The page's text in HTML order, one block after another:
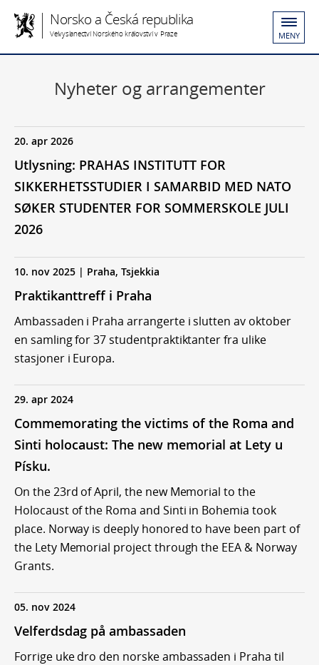
Norsko a Česká republika
Velvyslanectví Norského království v Praze MENY
Nyheter og arrangementer
20. apr 2026
Utlysning: PRAHAS INSTITUTT FOR
SIKKERHETSSTUDIER I SAMARBID MED NATO
SØKER STUDENTER FOR SOMMERSKOLE JULI
2026
10. nov 2025 | Praha, Tsjekkia
Praktikanttreff i Praha
Ambassaden i Praha arrangerte i slutten av oktober
en samling for 37 studentpraktiktanter fra ulike
stasjoner i Europa.
29. apr 2024
Commemorating the victims of the Roma and
Sinti holocaust: The new memorial at Lety u
Písku.
On the 23rd of April, the new Memorial to the
Holocaust of the Roma and Sinti in Bohemia took
place. Norway is deeply honored to have been part of
the Lety Memorial project through the EEA & Norway
Grants.
05. nov 2024
Velferdsdag på ambassaden
Forrige uke dro den norske ambassaden i Praha til